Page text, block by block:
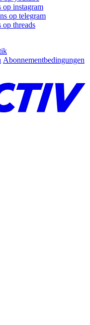
op instagram
op telegram
op threads
Abonnementbedingungen